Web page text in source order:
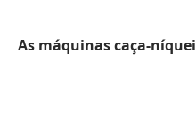
As máquinas caça-